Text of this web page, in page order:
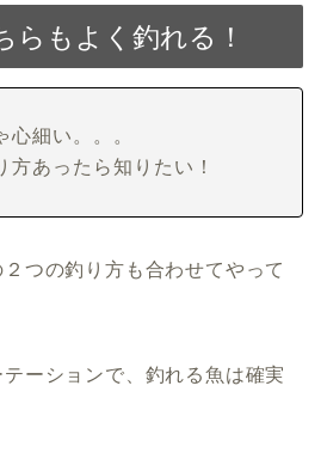
らもよく釣れる！
心細い。。。
方あったら知りたい！
つの釣り方も合わせてやって
ーションで、釣れる魚は確実